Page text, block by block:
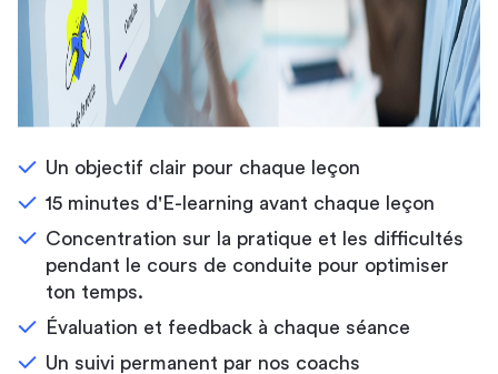
Un objectif clair pour chaque leçon
15 minutes d'E-learning avant chaque leçon
Concentration sur la pratique et les difficultés
pendant le cours de conduite pour optimiser
ton temps.
Évaluation et feedback à chaque séance
Un suivi permanent par nos coachs